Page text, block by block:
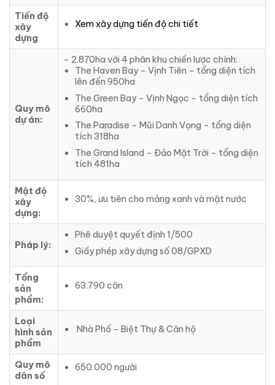
Tiến độ
xây
dựng
Xem xây dựng tiến độ chi tiết
Quy mô
dự án:
– 2.870ha với 4 phân khu chiến lược chính:
The Haven Bay – Vịnh Tiên – tổng diện tích
lên đến 950ha
The Green Bay – Vịnh Ngọc – tổng diện tích
660ha
The Paradise – Mũi Danh Vọng – tổng diện
tích 318ha
The Grand Island – Đảo Mặt Trời – tổng diện
tích 481ha
Mật độ
xây
dựng:
30%, ưu tiên cho mảng xanh và mặt nước
Pháp lý:
Phê duyệt quyết định 1/500
Giấy phép xây dựng số 08/GPXD
Tổng
sản
phẩm:
63.790 căn
Loại
hình sản
phẩm
Nhà Phố – Biệt Thự & Căn hộ
Quy mô
dân số
650.000 người